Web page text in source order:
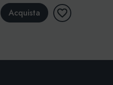
Acquista